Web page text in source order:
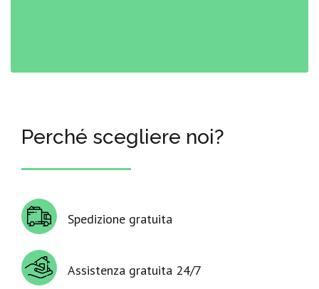
Perché scegliere noi?
Spedizione gratuita
Assistenza gratuita 24/7